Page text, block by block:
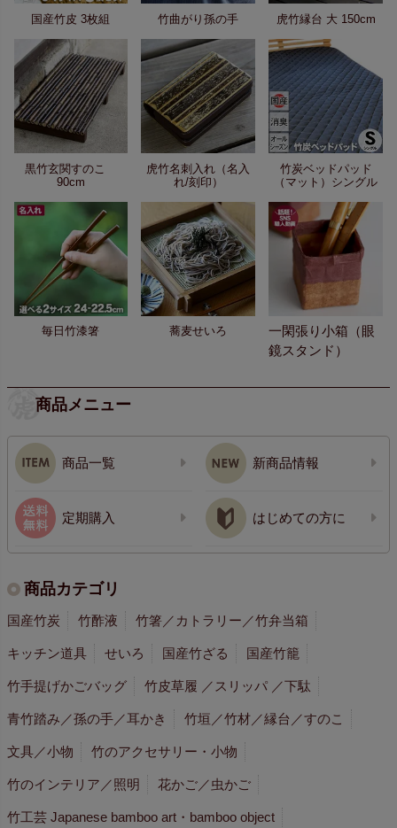
国産竹皮 3枚組 竹曲がり孫の手 虎竹縁台 大 150cm
黒竹玄関すのこ
90cm
虎竹名刺入れ（名入
れ/刻印）
竹炭ベッドパッド
（マット）シングル
毎日竹漆箸 蕎麦せいろ
一閑張り小箱（眼
鏡スタンド）
商品メニュー
商品一覧 新商品情報
定期購入 はじめての方に
商品カテゴリ
国産竹炭 竹酢液 竹箸／カトラリー／竹弁当箱
キッチン道具 せいろ 国産竹ざる 国産竹籠
竹手提げかごバッグ 竹皮草履 ／スリッパ ／下駄
青竹踏み／孫の手／耳かき 竹垣／竹材／縁台／すのこ
文具／小物 竹のアクセサリー・小物
竹のインテリア／照明 花かご／虫かご
竹工芸 Japanese bamboo art・bamboo object